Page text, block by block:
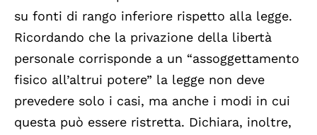
su fonti di rango inferiore rispetto alla legge.
Ricordando che la privazione della libertà
personale corrisponde a un “assoggettamento
fisico all’altrui potere” la legge non deve
prevedere solo i casi, ma anche i modi in cui
questa può essere ristretta. Dichiara, inoltre,